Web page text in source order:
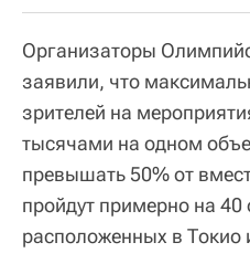
Организаторы
заявили, что
зрителей на
тысячами на одном
превышать 50% от
пройдут примерно на 40
расположенных в Токио